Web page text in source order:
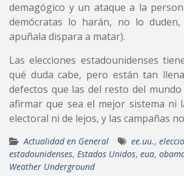
demagógico y un ataque a la
demócratas lo harán, no lo
apuñala dispara a matar).
Las elecciones estadounidenses
qué duda cabe, pero están tan
defectos que las del resto del
afirmar que sea el mejor sistema ni
electoral ni de lejos, y las campañas
Actualidad en General ee.uu.,
estadounidenses, Estados Unidos, eua,
Weather Underground